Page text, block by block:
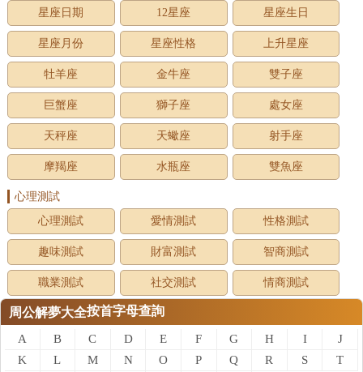
星座日期 12星座 星座生日
星座月份 星座性格 上升星座
牡羊座 金牛座 雙子座
巨蟹座 獅子座 處女座
天秤座 天蠍座 射手座
摩羯座 水瓶座 雙魚座
心理測試
心理測試
愛情測試 性格測試
趣味測試 財富測試 智商測試
職業測試 社交測試 情商測試
周公解夢大全按首字母查詢
A B C D E F G H I
J
K
L M N O P Q R S T